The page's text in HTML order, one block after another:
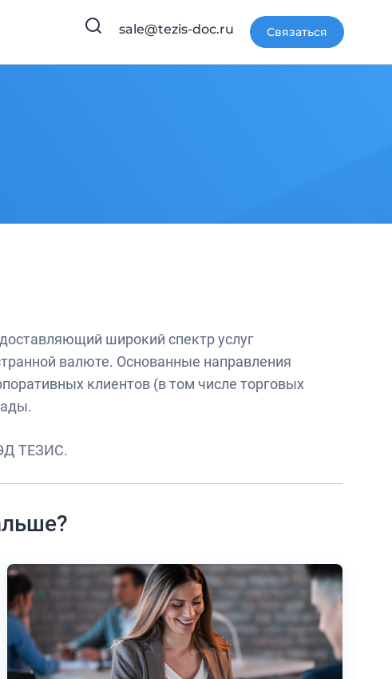
sale@tezis-doc.ru Связаться
широкий спектр услуг
валюте. Основанные направления
клиентов (в том числе торговых
ТЕЗИС.